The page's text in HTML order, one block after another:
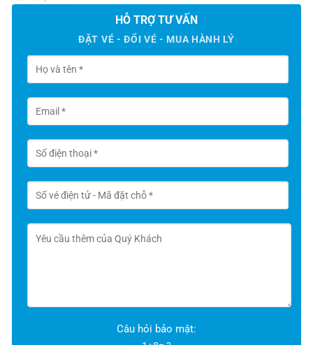
HỖ TRỢ TƯ VẤN
ĐẶT VÉ - ĐỔI VÉ - MUA HÀNH LÝ
Câu hỏi bảo mật: